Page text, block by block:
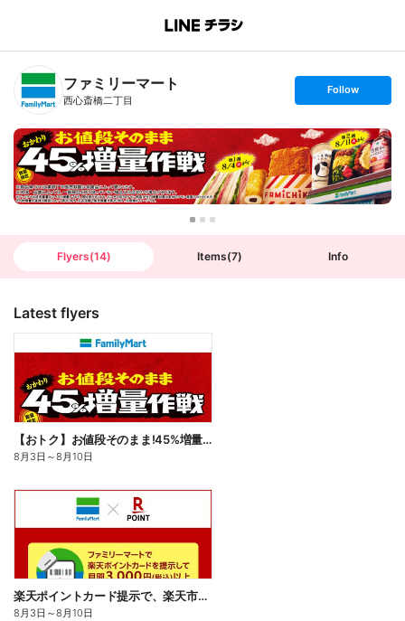
B
n
T
ファミリーマート
西心斎橋二丁目
s
t
o
l
l
o
w
Follow
Flyers(14) Items(7) Info
Latest flyers
【おトク】お値段そのまま!45%増量作戦!
8月3日 ～8月10日
楽天ポイントカード提示で、楽天市場でのお買い物がおトクに!
8月3日 ～8月10日